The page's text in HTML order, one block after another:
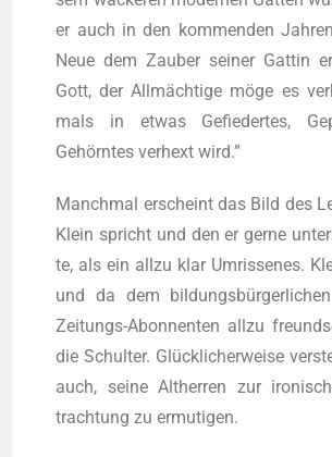
er auch in den kom­men­den
Neue dem Zau­ber sei­ner Gat­tin
Gott, der All­mäch­ti­ge möge es
mals in etwas Gefie­der­tes,
Gehörn­tes ver­hext wird.”
Manch­mal erscheint das Bild des
Klein spricht und den er ger­ne
te, als ein all­zu klar Umris­se­nes.
und da dem
Zei­tungs-Abon­nen­ten all­zu
die Schul­ter. Glück­li­cher­wei­se
auch, sei­ne Alt­her­ren zur
trach­tung zu ermutigen.